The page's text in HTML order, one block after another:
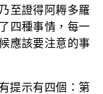
至證得阿耨多羅
四種事情，每一
應該要注意的事
提示有四個：第